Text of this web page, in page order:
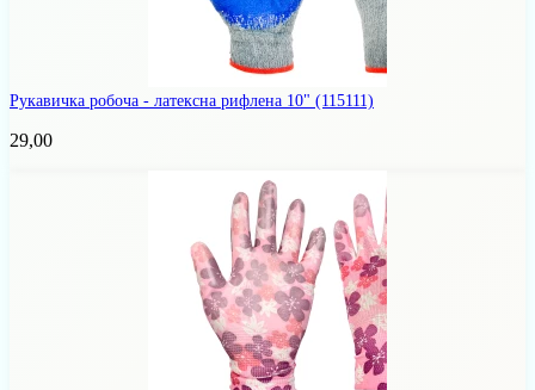
Рукавичка робоча - латексна рифлена 10" (115111)
29,00